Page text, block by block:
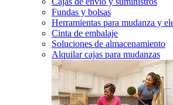
Fundas y bolsas
Herramientas para mudanza y
Cinta de embalaje
Soluciones de almacenamiento
Alquilar cajas para mudanzas